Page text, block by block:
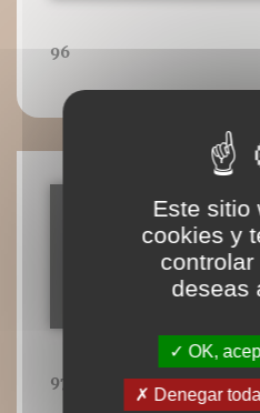
96
97
Este sitio
cookies y
deseas
OK,
Denegar